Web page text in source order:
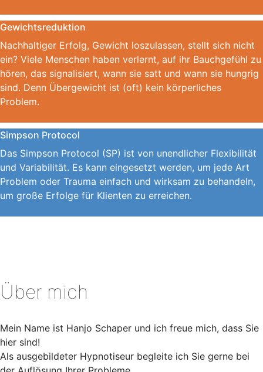
Gewichtsreduktion
Nachhaltiger Erfolg, Gewicht loszulassen, stellt sich nicht
ein? Viele Menschen haben verlernt, auf ihr Bauchgefühl zu
hören, das signalisiert, wann sie satt und wann sie hungrig
sind. Denn Übergewicht ist (oft) kein körperliches
Problem.
Simpson Protocol
Das Simpson Protocol (SP) ist von unendlicher Flexibilität
und Variabilität. Es kann eingesetzt werden, um jede Art
Problem oder Trauma einfach und wirksam zu behandeln,
um große Erfolge für Klienten zu erreichen.
Über mich
Mein Name ist Hanjo Schaper und ich freue mich, dass Sie
hier sind!
Als ausgebildeter Hypnotiseur begleite ich Sie gerne bei